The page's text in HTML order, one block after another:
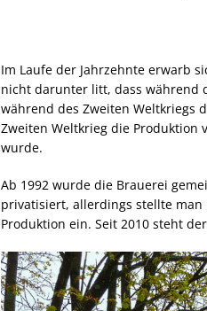
Im Laufe der Jahrzehnte erwarb
nicht darunter litt, dass während
während des Zweiten Weltkriegs
Zweiten Weltkrieg die
wurde.
Ab 1992 wurde die Brauerei
privatisiert, allerdings stellte man
Produktion ein. Seit 2010 steht